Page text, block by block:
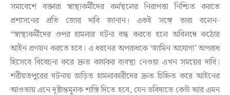
সমাবেশে বক্তারা স্বাস্থ্যকর্মীদের কর্মস্থলের নিরাপত্তা নিশ্চিত করতে
প্রশাসনের প্রতি জোর দাবি জানান। একই সঙ্গে তারা বলেন-
‍“স্বাস্থ্যকর্মীদের ওপর হামলার ঘটনা বন্ধ করতে হলে অবিলম্বে কঠোর
আইন প্রণয়ন করতে হবে। এ ধরনের অপরাধকে ‘জামিন অযোগ্য’ অপরাধ
হিসেবে বিবেচনা করে দ্রুত কার্যকর ব্যবস্থা নেওয়া এখন সময়ের দাবি।
শরীয়তপুরের ঘটনায় জড়িত হামলাকারীদের দ্রুত চিহ্নিত করে আইনের
আওতায় এনে দৃষ্টান্তমূলক শাস্তি দিতে হবে, যেন ভবিষ্যতে কেউ আর এমন